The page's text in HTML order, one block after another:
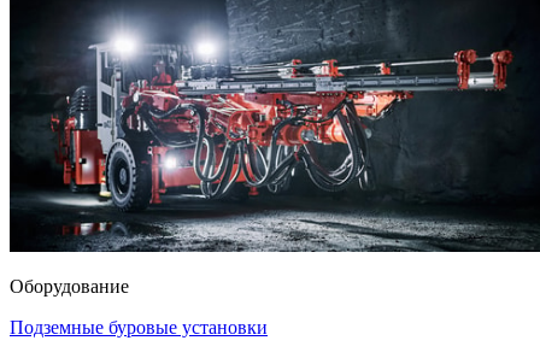
Оборудование
Подземные буровые установки